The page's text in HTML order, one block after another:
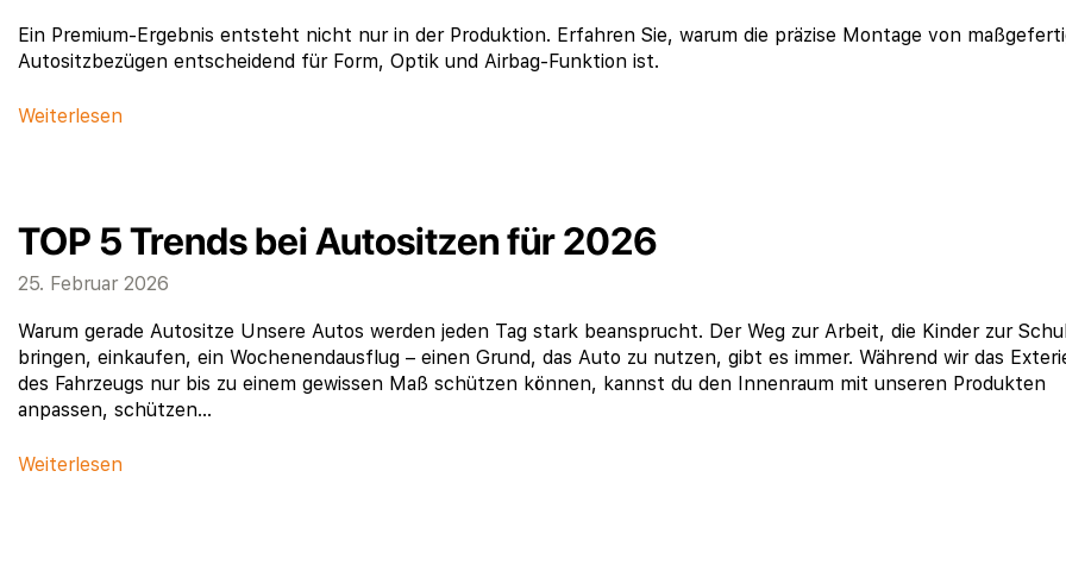
Ein Premium-Ergebnis entsteht nicht nur in der Produktion. Erfahren Sie, warum die präzise Montage von
Autositzbezügen entscheidend für Form, Optik und Airbag-Funktion ist.
Weiterlesen
TOP 5 Trends bei Autositzen für 2026
25. Februar 2026
Warum gerade Autositze Unsere Autos werden jeden Tag stark beansprucht. Der Weg zur Arbeit, die Kinder zur
bringen, einkaufen, ein Wochenendausflug – einen Grund, das Auto zu nutzen, gibt es immer. Während wir das
des Fahrzeugs nur bis zu einem gewissen Maß schützen können, kannst du den Innenraum mit unseren Produkten
anpassen, schützen…
Weiterlesen